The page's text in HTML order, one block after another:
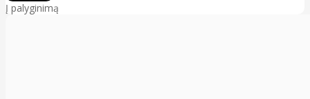
Į palyginimą